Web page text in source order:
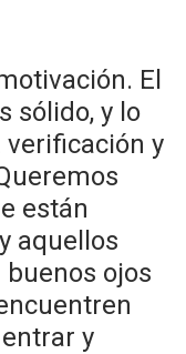
El
sólido, y lo
verificación y
están
aquellos
ojos
y